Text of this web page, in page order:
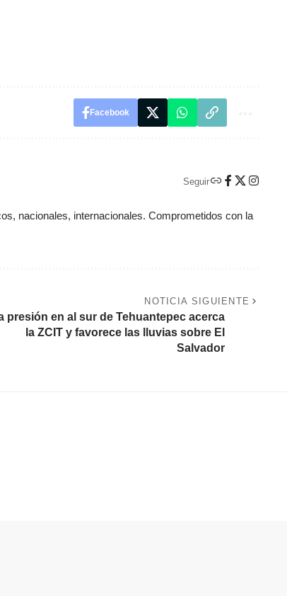
Facebook
Seguir
nacionales, internacionales. Comprometidos con la
NOTICIA SIGUIENTE
presión en al sur de Tehuantepec acerca
la ZCIT y favorece las lluvias sobre El
Salvador